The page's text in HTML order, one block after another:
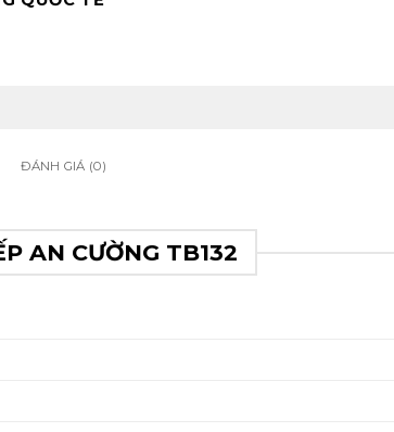
ĐÁNH GIÁ (0)
AN CƯỜNG TB132